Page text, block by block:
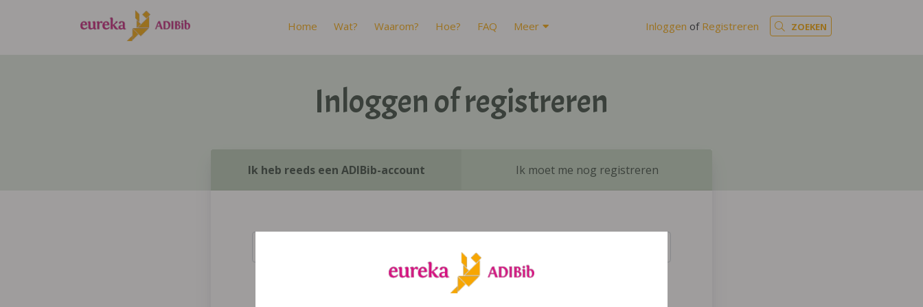
Home Wat? Waarom? Hoe? FAQ Meer Inloggen of Registreren ZOEKEN
Inloggen of registreren
Ik heb reeds een ADIBib-account Ik moet me nog registreren
Inloggen